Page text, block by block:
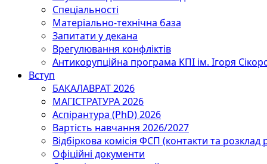
Спеціальності
Матеріально-технічна база
Запитати у декана
Врегулювання конфліктів
Антикорупційна програма КПІ ім. Ігоря
Вступ
БАКАЛАВРАТ 2026
МАГІСТРАТУРА 2026
Аспірантура (PhD) 2026
Вартість навчання 2026/2027
Відбіркова комісія ФСП (контакти та розклад
Офіційні документи